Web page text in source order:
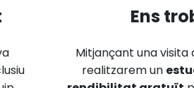
Ens
Mitjançant una visita
realitzarem un